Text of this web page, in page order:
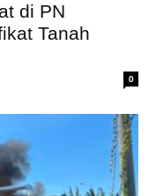
di PN
Tanah
0